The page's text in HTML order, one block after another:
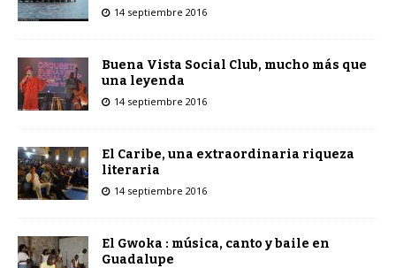
14 septiembre 2016
Buena Vista Social Club, mucho más que
una leyenda
14 septiembre 2016
El Caribe, una extraordinaria riqueza
literaria
14 septiembre 2016
El Gwoka : música, canto y baile en
Guadalupe